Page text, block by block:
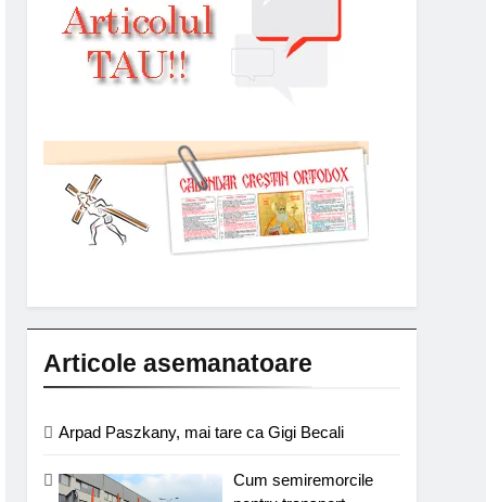
Articole asemanatoare
Arpad Paszkany, mai tare ca Gigi Becali
Cum semiremorcile